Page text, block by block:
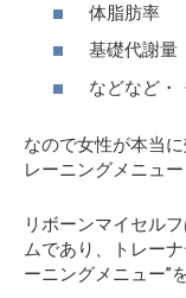
体脂肪率
基礎代謝量
などなど・
なので女性が本当
レーニングメニュ
リボーンマイセル
ムであり、トレー
ーニングメニュー”